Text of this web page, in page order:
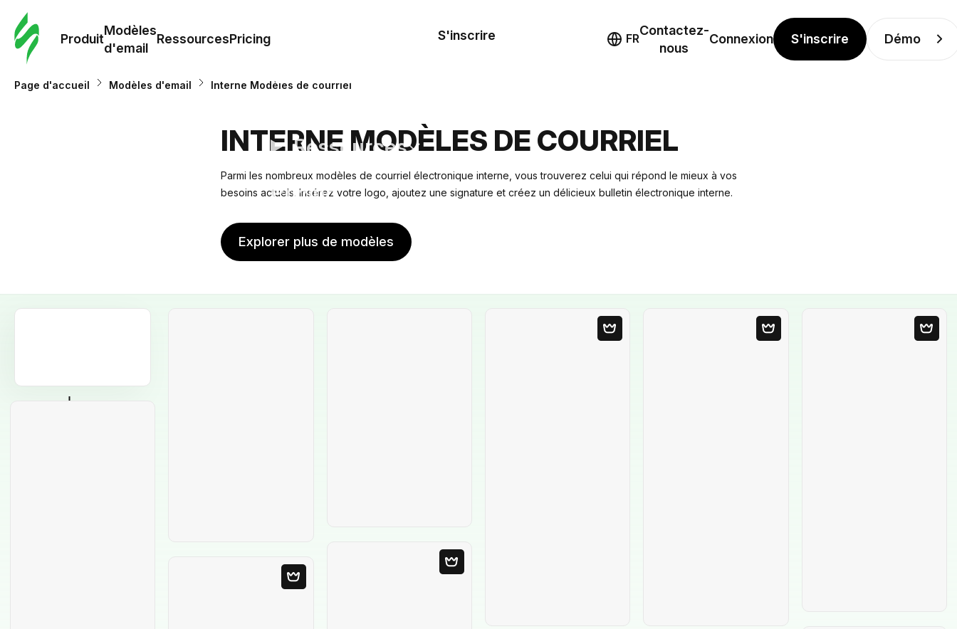
Produit
Modèles
d'email
RessourcesPricing
Modèles
Ressources
Pricing
S'inscrire FR
Contactez-
nous
Connexion S'inscrire Démo
Page d'accueil Modèles d'email Interne Modèles de courriel
INTERNE MODÈLES DE COURRIEL
Parmi les nombreux modèles de courriel électronique interne, vous trouverez celui qui répond le mieux à vos
besoins actuels. Insérez votre logo, ajoutez une signature et créez un délicieux bulletin électronique interne.
Explorer plus de modèles